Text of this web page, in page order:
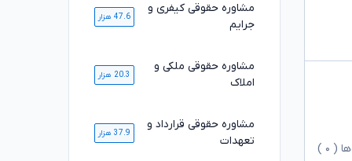
( ۰
مشاوره حقوقی کیفری و
جرایم
47.6 هزار
مشاوره حقوقی ملکی و
املاک
20.3 هزار
مشاوره حقوقی قرارداد و
تعهدات
37.9 هزار